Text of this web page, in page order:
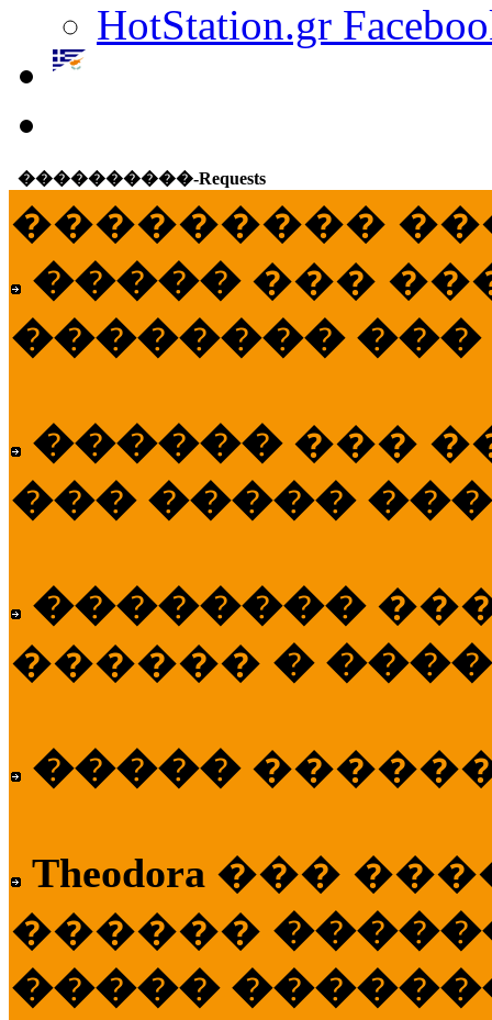
HotStation.gr
����������-Requests
���������
����� ���
�������� ���
������ ���
��� �����
��������
������ �
�����
Theodora ���
������
�����